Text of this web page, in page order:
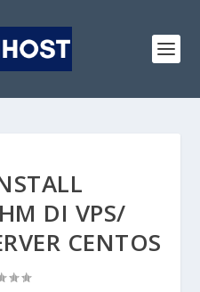
DI VPS/
CENTOS